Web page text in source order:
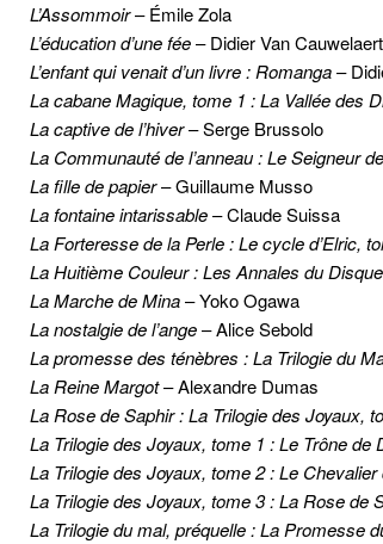
L’Assommoir– Émile Zola
L’éducation d’une fée– Didier Van Cauwelaert
L’enfant qui venait d’un livre : Romanga–
La cabane Magique, tome 1 : La Vallée des
La captive de l’hiver– Serge Brussolo
La Communauté de l’anneau : Le Seigneur
La fille de papier– Guillaume Musso
La fontaine intarissable– Claude Suissa
La Forteresse de la Perle : Le cycle d’Elric,
La Huitième Couleur : Les Annales du
La Marche de Mina– Yoko Ogawa
La nostalgie de l’ange– Alice Sebold
La promesse des ténèbres : La Trilogie du
La Reine Margot– Alexandre Dumas
La Rose de Saphir : La Trilogie des Joyaux,
La Trilogie des Joyaux, tome 1 : Le Trône de
La Trilogie des Joyaux, tome 2 : Le Chevalier
La Trilogie des Joyaux, tome 3 : La Rose de
La Trilogie du mal, préquelle : La Promesse